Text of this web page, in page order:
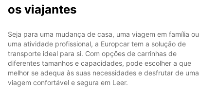
os viajantes
Seja para uma mudança de casa, uma viagem em família ou
uma atividade profissional, a Europcar tem a solução de
transporte ideal para si. Com opções de carrinhas de
diferentes tamanhos e capacidades, pode escolher a que
melhor se adequa às suas necessidades e desfrutar de uma
viagem confortável e segura em Leer.